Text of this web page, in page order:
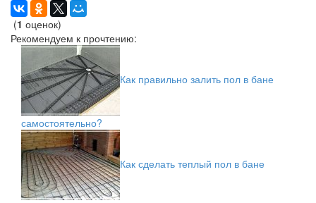
(1 оценок)
Рекомендуем к прочтению:
Как правильно залить пол в бане
самостоятельно?
Как сделать теплый пол в бане